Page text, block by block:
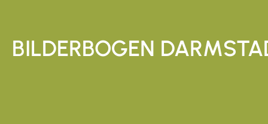
BILDERBOGEN